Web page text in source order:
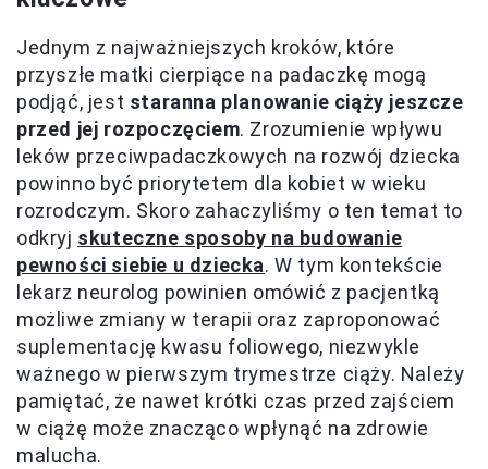
Jednym z najważniejszych kroków, które
przyszłe matki cierpiące na padaczkę mogą
podjąć, jest staranna planowanie ciąży jeszcze
przed jej rozpoczęciem. Zrozumienie wpływu
leków przeciwpadaczkowych na rozwój dziecka
powinno być priorytetem dla kobiet w wieku
rozrodczym. Skoro zahaczyliśmy o ten temat to
odkryj skuteczne sposoby na budowanie
pewności siebie u dziecka. W tym kontekście
lekarz neurolog powinien omówić z pacjentką
możliwe zmiany w terapii oraz zaproponować
suplementację kwasu foliowego, niezwykle
ważnego w pierwszym trymestrze ciąży. Należy
pamiętać, że nawet krótki czas przed zajściem
w ciążę może znacząco wpłynąć na zdrowie
malucha.